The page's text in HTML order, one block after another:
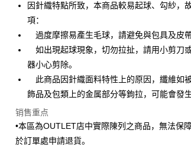
台湾乐天信用卡公司
台湾乐天信用卡公司
ATM付款
运送方式
新竹物流宅配
每笔NT$120，满NT$3,000(含以上)免运费
新竹物流離島宅配
每笔NT$350，满NT$3,500(含以上)免运费
因針織特點所致，本商品較易起球、勾紗，
項：
過度摩擦易產生毛球，請避免與包具及皮
如出現起球現象，切勿拉扯，請用小剪刀
器小心剪除。
此商品因針織面料特性上的原因，纖維如
飾品及包類上的金属部分等鉤拉，可能會發
销售重点
•本區為OUTLET店中實際陳列之商品，無法保
於訂單處申請退貨。